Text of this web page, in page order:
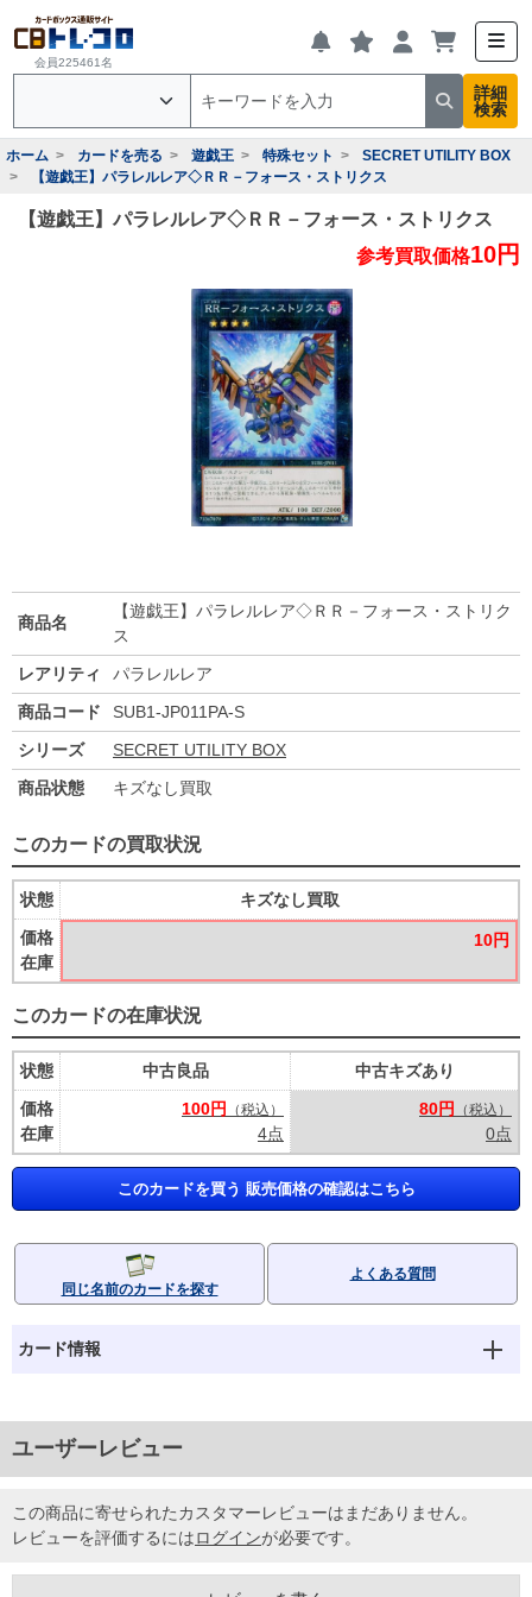
会員225461名
詳細
検索
ホーム カードを売る 遊戯王 特殊セット
SECRET UTILITY BOX
【遊戯王】パラレルレア◇ＲＲ－フォース・ストリクス
【遊戯王】パラレルレア◇ＲＲ－フォース・ストリクス
参考買取価格10円
商品名
【遊戯王】パラレルレア◇ＲＲ－フォース・ストリク
ス
レアリティ
パラレルレア
商品コード
SUB1-JP011PA-S
シリーズ
SECRET UTILITY BOX
商品状態
キズなし買取
このカードの買取状況
状態
価格
在庫
キズなし買取
10円
このカードの在庫状況
状態
価格
在庫
中古良品
100円
（税込）
4点
中古キズあり
80円
（税込）
0点
このカードを買う 販売価格の確認はこちら
同じ名前のカードを探す
よくある質問
カード情報
ユーザーレビュー
この商品に寄せられたカスタマーレビューはまだありません。
レビューを評価するにはログインが必要です。